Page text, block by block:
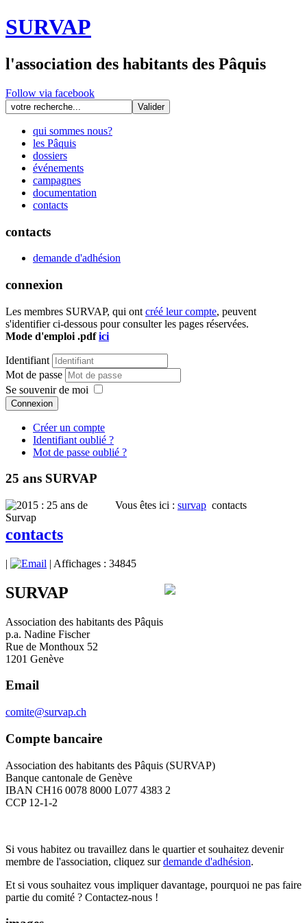
SURVAP
l'association des habitants des Pâquis
Follow via facebook
qui sommes nous?
les Pâquis
dossiers
événements
campagnes
documentation
contacts
contacts
demande d'adhésion
connexion
Les membres SURVAP, qui ont créé leur compte, peuvent
s'identifier ci-dessous pour consulter les pages réservées.
Mode d'emploi .pdfici
Identifiant
Mot de passe
Se souvenir de moi
Connexion
Créer un compte
Identifiant oublié ?
Mot de passe oublié ?
25 ans SURVAP
Vous êtes ici : survap contacts
contacts
| | Affichages : 34845
SURVAP
Association des habitants des Pâquis
p.a. Nadine Fischer
Rue de Monthoux 52
1201 Genève
Email
comite@survap.ch
Compte bancaire
Association des habitants des Pâquis (SURVAP)
Banque cantonale de Genève
IBAN CH16 0078 8000 L077 4383 2
CCP 12-1-2
Si vous habitez ou travaillez dans le quartier et souhaitez devenir
membre de l'association, cliquez surdemande d'adhésion.
Et si vous souhaitez vous impliquer davantage, pourquoi ne pas faire
partie du comité ? Contactez-nous !